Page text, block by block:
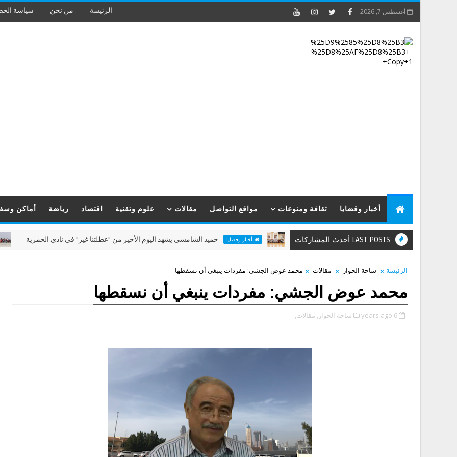
أغسطس 7, 2026 الرئيسة من نحن سياسة
أخبار وقضايا ثقافة ومنوعات مواقع التواصل مقالات علوم وتقنية اقتصاد رياضة أماكن
LAST POSTS أحدث المشاركات أخبار وقضايا حميد الشامسي يشهد اليوم الأخير من "عطلتنا غير" في نادي الحمرية
الرئيسة ساحة الحوار مقالات محمد عوض الجشي: مفردات ينبغي أن نسقطها
محمد عوض الجشي: مفردات ينبغي أن نسقطها
6 years ago ساحة الحوار, مقالات,